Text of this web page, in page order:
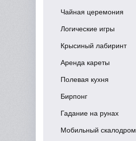
Чайная церемония
Логические игры
Крысиный лабиринт
Аренда кареты
Полевая кухня
Бирпонг
Гадание на рунах
Мобильный скалодром